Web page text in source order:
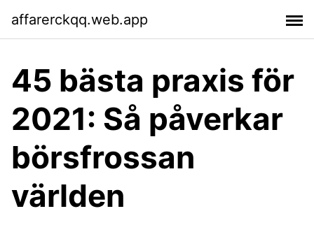
affarerckqq.web.app
45 bästa praxis för
2021: Så påverkar
börsfrossan
världen